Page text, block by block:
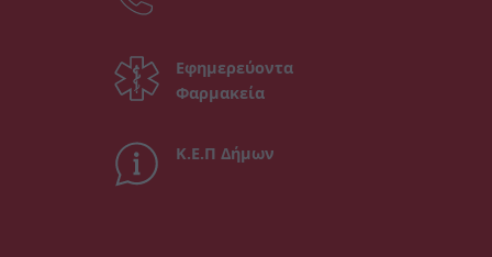
Εφημερεύοντα
Φαρμακεία
Κ.Ε.Π Δήμων